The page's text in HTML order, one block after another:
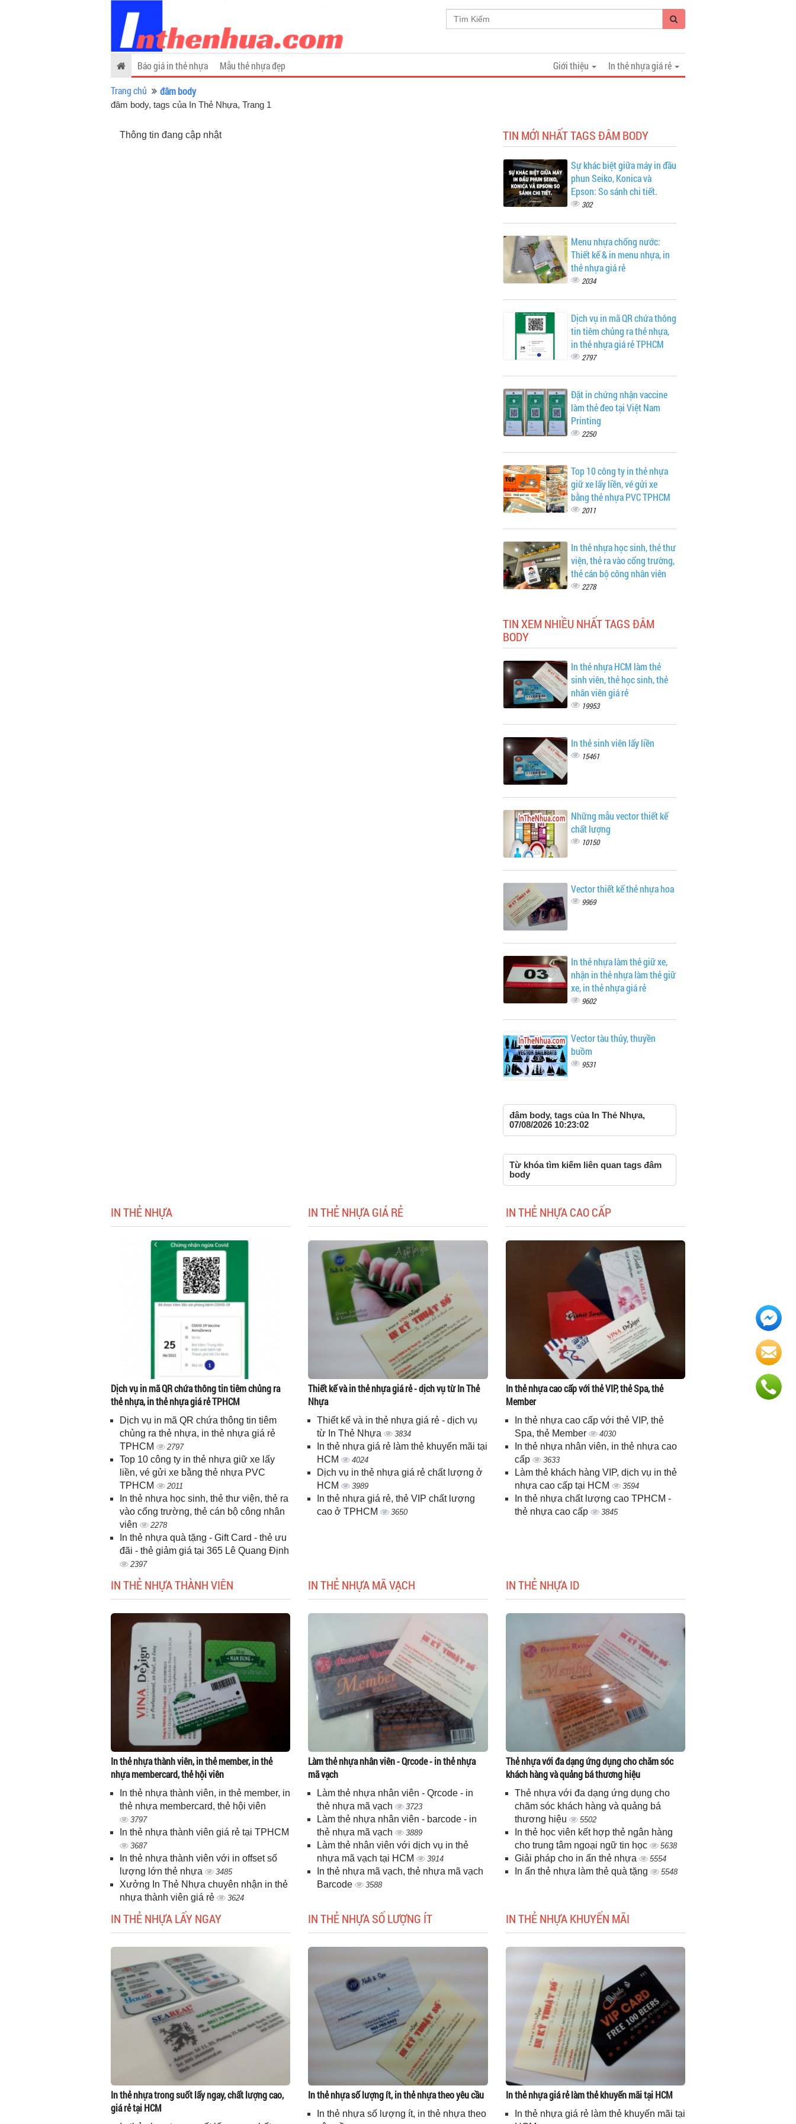
In thẻ nhựa giá rẻ
Báo giá in thẻ nhựa Mẫu thẻ nhựa đẹp
Giới thiệu
Trang chủ
đâm body
đâm body, tags của In Thẻ Nhựa, Trang 1
Thông tin đang cập nhật TIN MỚI NHẤT TAGS ĐÂM BODY
Sự khác biệt giữa máy in đầu
phun Seiko, Konica và
Epson: So sánh chi tiết.
302
Menu nhựa chống nước:
Thiết kế & in menu nhựa, in
thẻ nhựa giá rẻ
2034
Dịch vụ in mã QR chứa thông
tin tiêm chủng ra thẻ nhựa,
in thẻ nhựa giá rẻ TPHCM
2797
Đặt in chứng nhận vaccine
làm thẻ đeo tại Việt Nam
Printing
2250
Top 10 công ty in thẻ nhựa
giữ xe lấy liền, vé gửi xe
bằng thẻ nhựa PVC TPHCM
2011
In thẻ nhựa học sinh, thẻ thư
viện, thẻ ra vào cổng trường,
thẻ cán bộ công nhân viên
2278
TIN XEM NHIỀU NHẤT TAGS ĐÂM
BODY
In thẻ nhựa HCM làm thẻ
sinh viên, thẻ học sinh, thẻ
nhân viên giá rẻ
19953
In thẻ sinh viên lấy liền
15461
Những mẫu vector thiết kế
chất lượng
10150
Vector thiết kế thẻ nhựa hoa
9969
In thẻ nhựa làm thẻ giữ xe,
nhận in thẻ nhựa làm thẻ giữ
xe, in thẻ nhựa giá rẻ
9602
Vector tàu thủy, thuyền
buồm
9531
đâm body, tags của In Thẻ Nhựa,
07/08/2026 10:23:02
Từ khóa tìm kiếm liên quan tags đâm
body
IN THẺ NHỰA
Dịch vụ in mã QR chứa thông tin tiêm chủng ra
thẻ nhựa, in thẻ nhựa giá rẻ TPHCM
Dịch vụ in mã QR chứa thông tin tiêm
chủng ra thẻ nhựa, in thẻ nhựa giá rẻ
TPHCM
2797
Top 10 công ty in thẻ nhựa giữ xe lấy
liền, vé gửi xe bằng thẻ nhựa PVC
TPHCM
2011
In thẻ nhựa học sinh, thẻ thư viện, thẻ ra
vào cổng trường, thẻ cán bộ công nhân
viên
2278
In thẻ nhựa quà tặng - Gift Card - thẻ ưu
đãi - thẻ giảm giá tại 365 Lê Quang Định
2397
IN THẺ NHỰA GIÁ RẺ
Thiết kế và in thẻ nhựa giá rẻ - dịch vụ từ In Thẻ
Nhựa
Thiết kế và in thẻ nhựa giá rẻ - dịch vụ
từ In Thẻ Nhựa
3834
In thẻ nhựa giá rẻ làm thẻ khuyến mãi tại
HCM
4024
Dịch vụ in thẻ nhựa giá rẻ chất lượng ở
HCM
3989
In thẻ nhựa giá rẻ, thẻ VIP chất lượng
cao ở TPHCM
3650
IN THẺ NHỰA CAO CẤP
In thẻ nhựa cao cấp với thẻ VIP, thẻ Spa, thẻ
Member
In thẻ nhựa cao cấp với thẻ VIP, thẻ
Spa, thẻ Member
4030
In thẻ nhựa nhân viên, in thẻ nhựa cao
cấp
3633
Làm thẻ khách hàng VIP, dịch vụ in thẻ
nhựa cao cấp tại HCM
3594
In thẻ nhựa chất lượng cao TPHCM -
thẻ nhựa cao cấp
3845
IN THẺ NHỰA THÀNH VIÊN
In thẻ nhựa thành viên, in thẻ member, in thẻ
nhựa membercard, thẻ hội viên
In thẻ nhựa thành viên, in thẻ member, in
thẻ nhựa membercard, thẻ hội viên
3797
In thẻ nhựa thành viên giá rẻ tại TPHCM
3687
In thẻ nhựa thành viên với in offset số
lượng lớn thẻ nhựa
3485
Xưởng In Thẻ Nhựa chuyên nhận in thẻ
nhựa thành viên giá rẻ
3624
IN THẺ NHỰA MÃ VẠCH
Làm thẻ nhựa nhân viên - Qrcode - in thẻ nhựa
mã vạch
Làm thẻ nhựa nhân viên - Qrcode - in
thẻ nhựa mã vạch
3723
Làm thẻ nhựa nhân viên - barcode - in
thẻ nhựa mã vạch
3889
Làm thẻ nhân viên với dịch vụ in thẻ
nhựa mã vạch tại HCM
3914
In thẻ nhựa mã vạch, thẻ nhựa mã vạch
Barcode
3588
IN THẺ NHỰA ID
Thẻ nhựa với đa dạng ứng dụng cho chăm sóc
khách hàng và quảng bá thương hiệu
Thẻ nhựa với đa dạng ứng dụng cho
chăm sóc khách hàng và quảng bá
thương hiệu
5502
In thẻ học viên kết hợp thẻ ngân hàng
cho trung tâm ngoại ngữ tin học
5638
Giải pháp cho in ấn thẻ nhựa 5554
In ấn thẻ nhựa làm thẻ quà tặng 5548
IN THẺ NHỰA LẤY NGAY
In thẻ nhựa trong suốt lấy ngay, chất lượng cao,
giá rẻ tại HCM
IN THẺ NHỰA SỐ LƯỢNG ÍT
In thẻ nhựa số lượng ít, in thẻ nhựa theo yêu cầu
In thẻ nhựa số lượng ít, in thẻ nhựa theo
IN THẺ NHỰA KHUYẾN MÃI
In thẻ nhựa giá rẻ làm thẻ khuyến mãi tại HCM
In thẻ nhựa giá rẻ làm thẻ khuyến mãi tại